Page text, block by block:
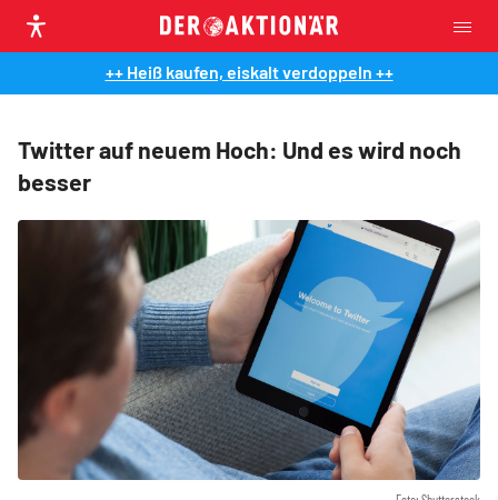
++ Heiß kaufen, eiskalt verdoppeln ++
Twitter auf neuem Hoch: Und es wird noch
besser